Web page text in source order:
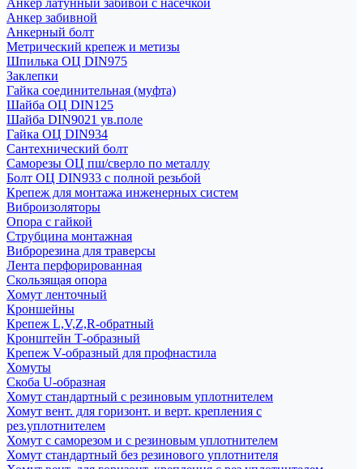
Анкер латунный забивой с насечкой
Анкер забивной
Анкерный болт
Метрический крепеж и метизы
Шпилька ОЦ DIN975
Заклепки
Гайка соединительная (муфта)
Шайба ОЦ DIN125
Шайба DIN9021 ув.поле
Гайка ОЦ DIN934
Сантехнический болт
Саморезы ОЦ пш/сверло по металлу
Болт ОЦ DIN933 с полной резьбой
Крепеж для монтажа инженерных систем
Виброизоляторы
Опора с гайкой
Струбцина монтажная
Виброрезина для траверсы
Лента перфорированная
Скользящая опора
Хомут ленточный
Кроншейны
Крепеж L,V,Z,R-обратный
Кронштейн Т-образный
Крепеж V-образный для профнастила
Хомуты
Скоба U-образная
Хомут стандартный с резиновым уплотнителем
Хомут вент. для горизонт. и верт. крепления с
рез.уплотнителем
Хомут с саморезом и с резиновым уплотнителем
Хомут стандартный без резинового уплотнителя